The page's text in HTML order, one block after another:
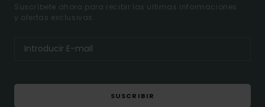
Suscríbete ahora para recibir las ultimas informaciones
y ofertas exclusivas.
SUSCRIBIR